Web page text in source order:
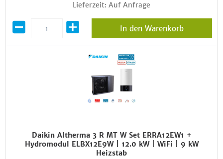
Lieferzeit: Auf Anfrage
In den Warenkorb
Daikin Altherma 3 R MT W Set ERRA12EW1 +
Hydromodul ELBX12E9W | 12.0 kW | WiFi | 9 kW
Heizstab